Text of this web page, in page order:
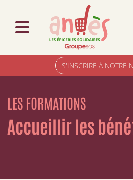
S'INSCRIRE À NOTRE
LES FORMATIONS
Accueillir les